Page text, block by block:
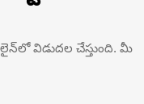
విడుదల చేస్తుంది. మీ